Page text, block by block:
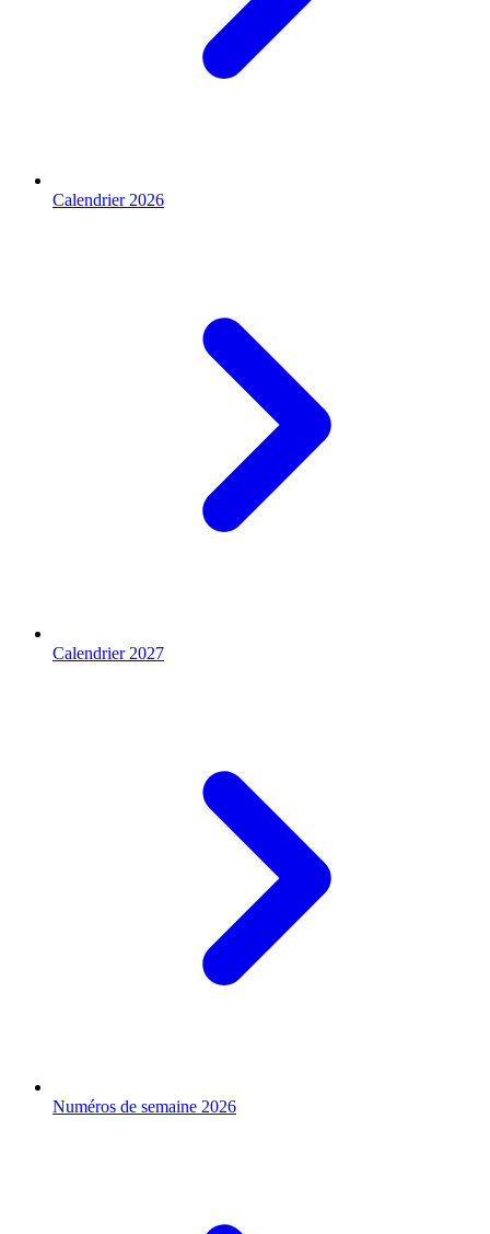
Calendrier 2026
Calendrier 2027
Numéros de semaine 2026